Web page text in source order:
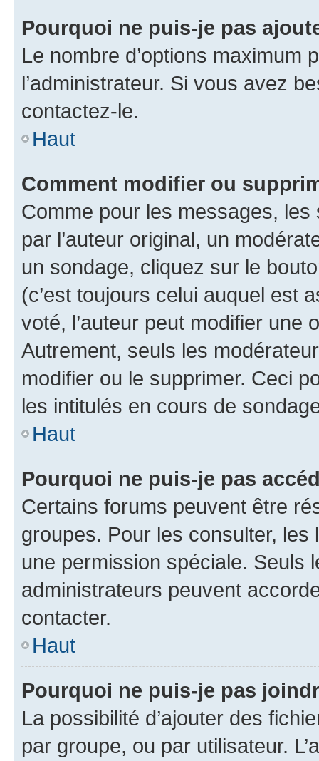
Pourquoi ne puis-je pas
Le nombre d’options maximum
l’administrateur. Si vous avez
contactez-le.
Haut
Comment modifier ou
Comme pour les messages,
par l’auteur original, un
un sondage, cliquez sur le
(c’est toujours celui auquel est
voté, l’auteur peut modifier une
Autrement, seuls les
modifier ou le supprimer. Ceci
les intitulés en cours de
Haut
Pourquoi ne puis-je pas
Certains forums peuvent être
groupes. Pour les consulter,
une permission spéciale. Seuls
administrateurs peuvent
contacter.
Haut
Pourquoi ne puis-je pas
La possibilité d’ajouter des
par groupe, ou par utilisateur.